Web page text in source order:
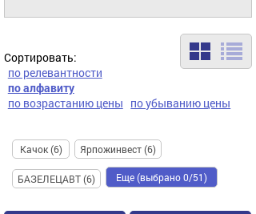
Сортировать:
по релевантности
по алфавиту
по возрастанию цены по убыванию цены
Качок (6) Ярпожинвест (6)
БАЗЕЛЕЦАВТ (6) Еще (выбрано 0/51)